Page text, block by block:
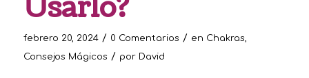
Usarlo?
febrero 20, 2024 / 0 Comentarios / en Chakras,
Consejos Mágicos / por David